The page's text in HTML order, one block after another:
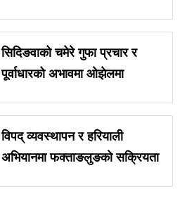
सिदिङवाको चमेरे गुफा प्रचार र
पूर्वाधारको अभावमा ओझेलमा
विपद् व्यवस्थापन र हरियाली
अभियानमा फक्ताङलुङको सक्रियता